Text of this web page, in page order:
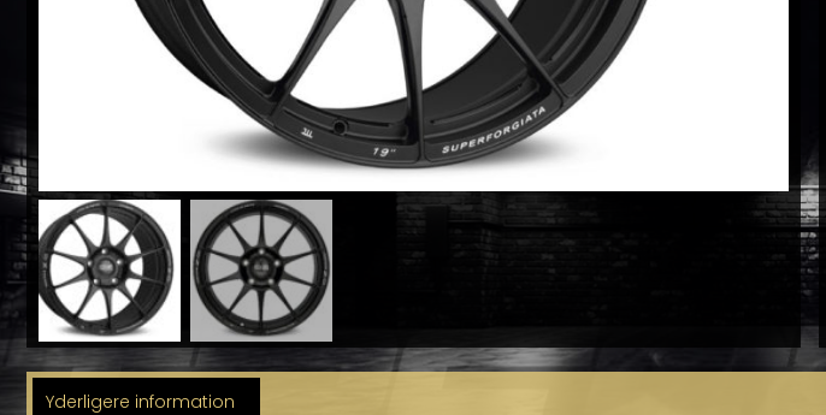
Yderligere information